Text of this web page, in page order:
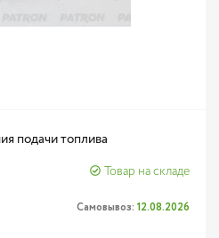
подачи топлива
Товар на складе
Самовывоз: 12.08.2026